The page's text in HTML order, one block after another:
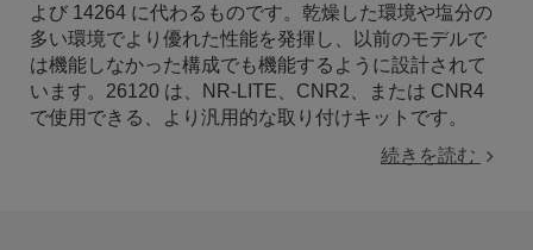
よび 14264 に代わるものです。乾燥した環境や塩分の
多い環境でより優れた性能を発揮し、以前のモデルで
は機能しなかった構成でも機能するように設計されて
います。26120 は、NR-LITE、CNR2、または CNR4
で使用できる、より汎用的な取り付けキットです。
続きを読む